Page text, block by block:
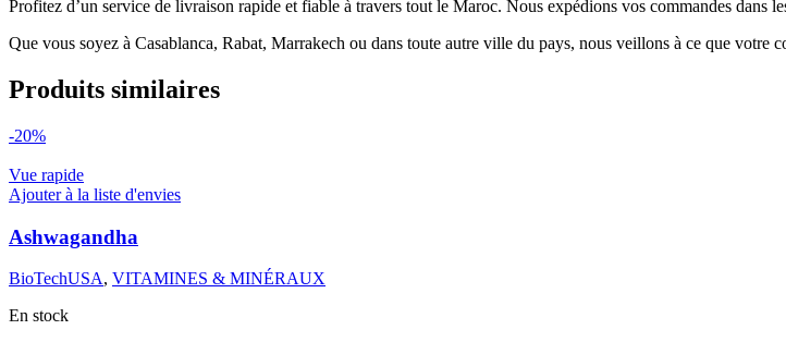
Profitez d’un service de livraison rapide et fiable à travers tout le Maroc. Nous expédions vos commandes dans
Que vous soyez à Casablanca, Rabat, Marrakech ou dans toute autre ville du pays, nous veillons à ce que
Produits similaires
-20%
Vue rapide
Ajouter à la liste d'envies
Ashwagandha
BioTechUSA, VITAMINES & MINÉRAUX
En stock